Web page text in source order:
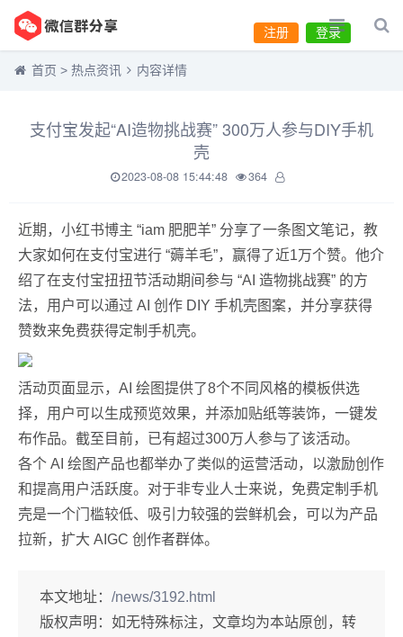
登录
注册
首页 > 热点资讯 内容详情
支付宝发起“AI造物挑战赛” 300万人参与DIY手机
壳
2023-08-08 15:44:48 364
近期，小红书博主 “iam 肥肥羊” 分享了一条图文笔记，教
大家如何在支付宝进行 “薅羊毛”，赢得了近1万个赞。他介
绍了在支付宝扭扭节活动期间参与 “AI 造物挑战赛” 的方
法，用户可以通过 AI 创作 DIY 手机壳图案，并分享获得
赞数来免费获得定制手机壳。
活动页面显示，AI 绘图提供了8个不同风格的模板供选
择，用户可以生成预览效果，并添加贴纸等装饰，一键发
布作品。截至目前，已有超过300万人参与了该活动。
各个 AI 绘图产品也都举办了类似的运营活动，以激励创作
和提高用户活跃度。对于非专业人士来说，免费定制手机
壳是一个门槛较低、吸引力较强的尝鲜机会，可以为产品
拉新，扩大 AIGC 创作者群体。
本文地址： /news/3192.html
版权声明： 如无特殊标注，文章均为本站原创，转